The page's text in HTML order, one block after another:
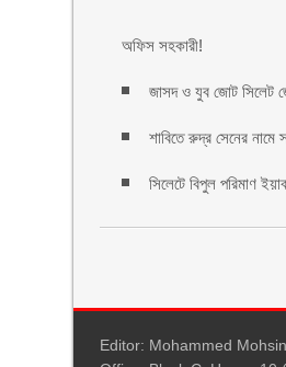
অফিস সহকারী!
জাসদ ও যুব জোট সিলেট
শাবিতে রুদ্র সেনের
সিলেটে বিপুল পরিমাণ
Editor: Mohammed Mohsin